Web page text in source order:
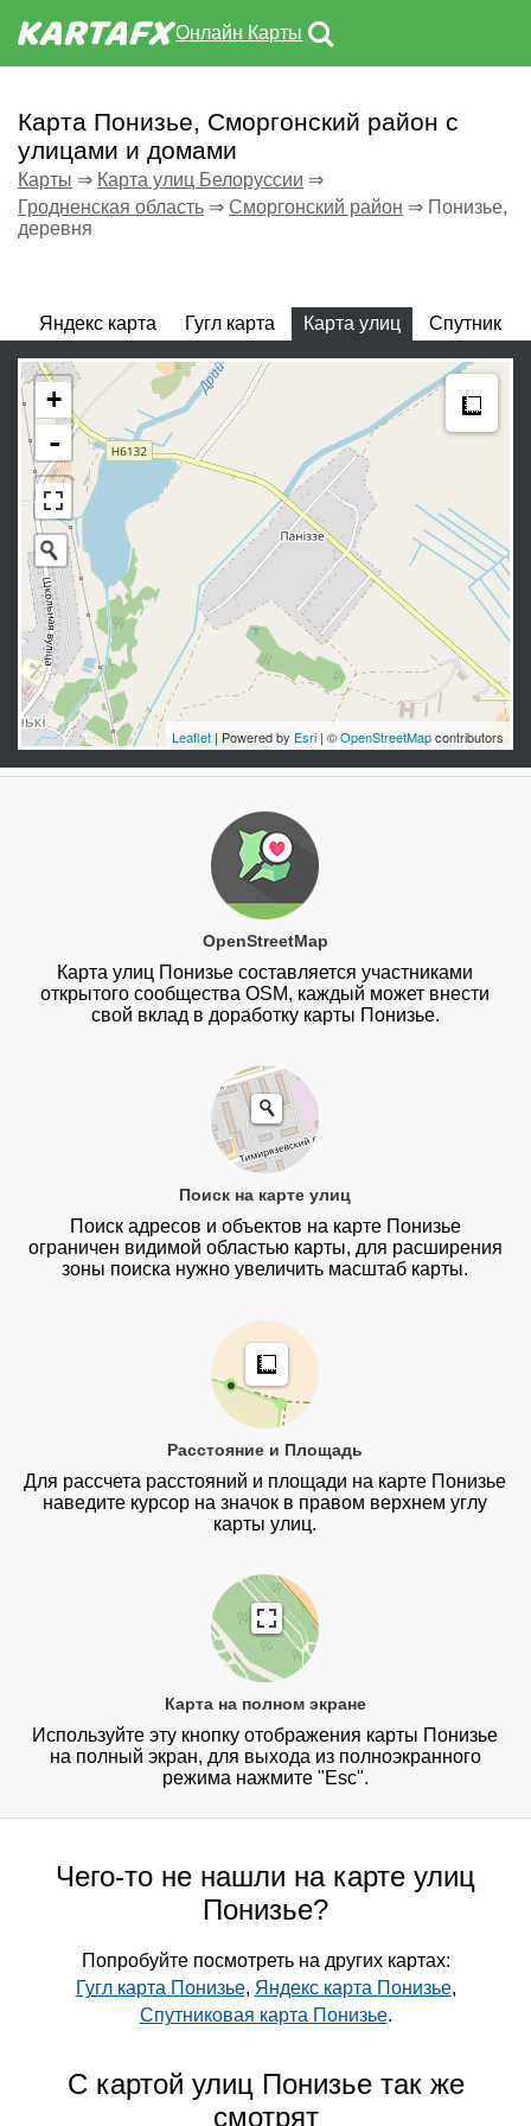
Онлайн Карты
Карта Понизье, Сморгонский район с
улицами и домами
Карты ⇒ Карта улиц Белоруссии ⇒
Гродненская область ⇒ Сморгонский район ⇒ Понизье,
деревня
Яндекс карта Гугл карта Карта улиц Спутник
+
-
Leaflet | Powered by Esri | ©OpenStreetMapcontributors
OpenStreetMap
Карта улиц Понизье составляется участниками
открытого сообщества OSM, каждый может внести
свой вклад в доработку карты Понизье.
Поиск на карте улиц
Поиск адресов и объектов на карте Понизье
ограничен видимой областью карты, для расширения
зоны поиска нужно увеличить масштаб карты.
Расстояние и Площадь
Для рассчета расстояний и площади на карте Понизье
наведите курсор на значок в правом верхнем углу
карты улиц.
Карта на полном экране
Используйте эту кнопку отображения карты Понизье
на полный экран, для выхода из полноэкранного
режима нажмите "Esc".
Чего-то не нашли на карте улиц
Понизье?
Попробуйте посмотреть на других картах:
Гугл карта Понизье, Яндекс карта Понизье,
Спутниковая карта Понизье.
С картой улиц Понизье так же
смотрят